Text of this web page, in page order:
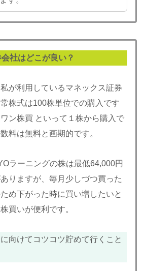
社はどこが良い？
が利用しているマネックス証券
株式は100株単位での購入です
ン株買 といって１株から購入で
料は無料と画期的です。
ラーニングの株は最低64,000円
りますが、毎月少しづつ買った
め下がった時に買い増したいと
買いが便利です。
向けてコツコツ貯めて行くこと